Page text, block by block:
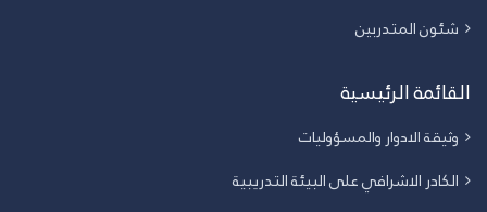
شئون المتدربين
القائمة الرئيسية
وثيقة الادوار والمسؤوليات
الكادر الاشرافي على البيئة التدريبية